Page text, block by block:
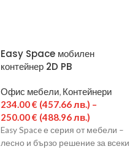
Easy Space мобилен
контейнер 2D PB
Офис мебели, Контейнери
234.00€ (457.66 лв.) –
250.00€ (488.96 лв.)
Easy Space е серия от мебели –
лесно и бързо решение за всеки